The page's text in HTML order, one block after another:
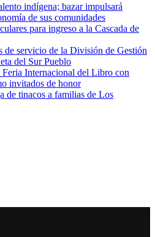
indígena; bazar impulsará
de sus comunidades
para ingreso a la Cascada de
de servicio de la División de Gestión
del Sur Pueblo
Internacional del Libro con
invitados de honor
de tinacos a familias de Los